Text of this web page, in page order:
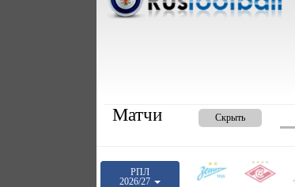
Матчи Скрыть
РПЛ
2026/27